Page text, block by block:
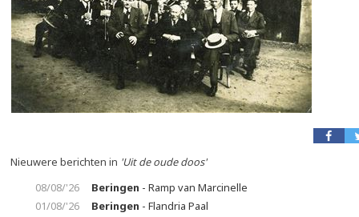
Nieuwere berichten in 'Uit de oude doos'
08/08/'26
Beringen - Ramp van Marcinelle
01/08/'26
Beringen - Flandria Paal